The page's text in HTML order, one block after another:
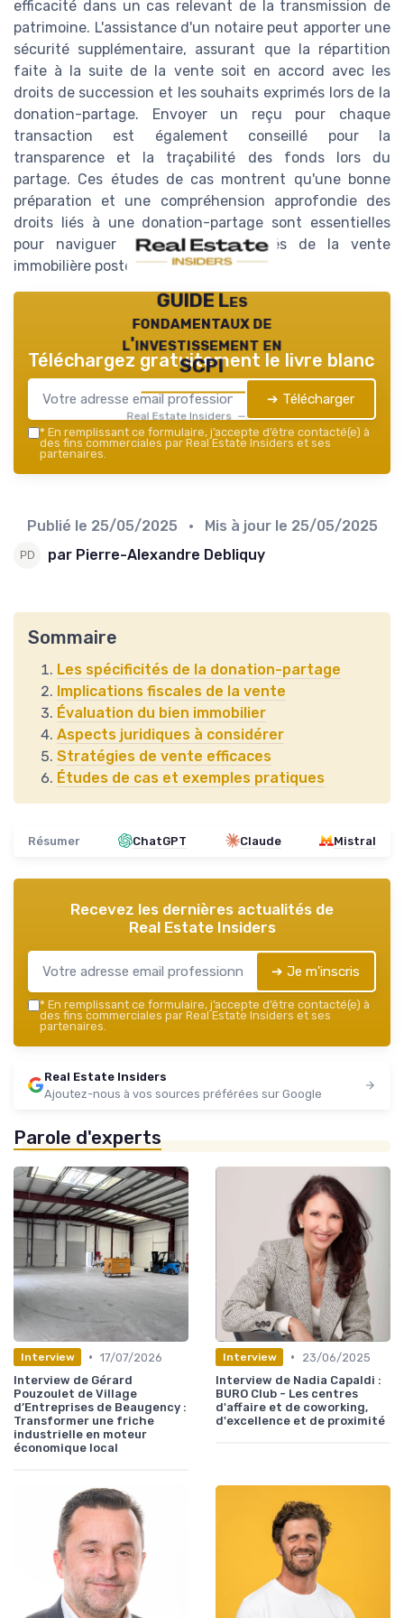
efficacité dans un cas relevant de la transmission de
patrimoine. L'assistance d'un notaire peut apporter une
sécurité supplémentaire, assurant que la répartition
faite à la suite de la vente soit en accord avec les
droits de succession et les souhaits exprimés lors de la
donation-partage. Envoyer un reçu pour chaque
transaction est également conseillé pour la
transparence et la traçabilité des fonds lors du
partage. Ces études de cas montrent qu'une bonne
préparation et une compréhension approfondie des
droits liés à une donation-partage sont essentielles
pour naviguer dans les complexités de la vente
immobilière postérieure.
GUIDE Les
fondamentaux de
l'investissement en
SCPI
Real Estate Insiders — 2026
Téléchargez gratuitement le livre blanc
➔ Télécharger
* En remplissant ce formulaire, j’accepte d’être contacté(e) à
des fins commerciales par Real Estate Insiders et ses
partenaires.
Publié le 25/05/2025 • Mis à jour le 25/05/2025
par Pierre-Alexandre Debliquy
Sommaire
Les spécificités de la donation-partage
Implications fiscales de la vente
Évaluation du bien immobilier
Aspects juridiques à considérer
Stratégies de vente efficaces
Études de cas et exemples pratiques
Résumer ChatGPT Claude Mistral
Recevez les dernières actualités de
Real Estate Insiders
➔ Je m'inscris
* En remplissant ce formulaire, j’accepte d’être contacté(e) à
des fins commerciales par Real Estate Insiders et ses
partenaires.
Real Estate Insiders
Ajoutez-nous à vos sources préférées sur Google
Parole d'experts
Interview • 17/07/2026
Interview de Gérard
Pouzoulet de Village
d’Entreprises de Beaugency :
Transformer une friche
industrielle en moteur
économique local
Interview •
23/06/2025
Interview de Nadia Capaldi :
BURO Club - Les centres
d'affaire et de coworking,
d'excellence et de proximité